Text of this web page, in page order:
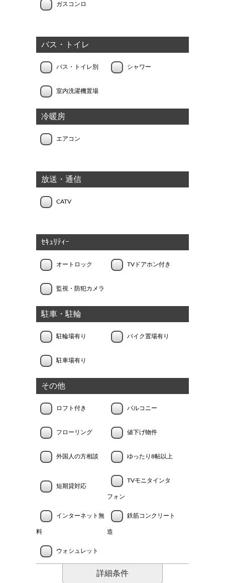
ガスコンロ
バス・トイレ
バス・トイレ別 シャワー
室内洗濯機置場
冷暖房
エアコン
放送・通信
CATV
ｾｷｭﾘﾃｨｰ
オートロック TVドアホン付き
監視・防犯カメラ
駐車・駐輪
駐輪場有り バイク置場有り
駐車場有り
その他
ロフト付き バルコニー
フローリング 値下げ物件
外国人の方相談 ゆったり8帖以上
短期貸対応
TVモニタインタ
フォン
インターネット無
料
鉄筋コンクリート
造
ウォシュレット